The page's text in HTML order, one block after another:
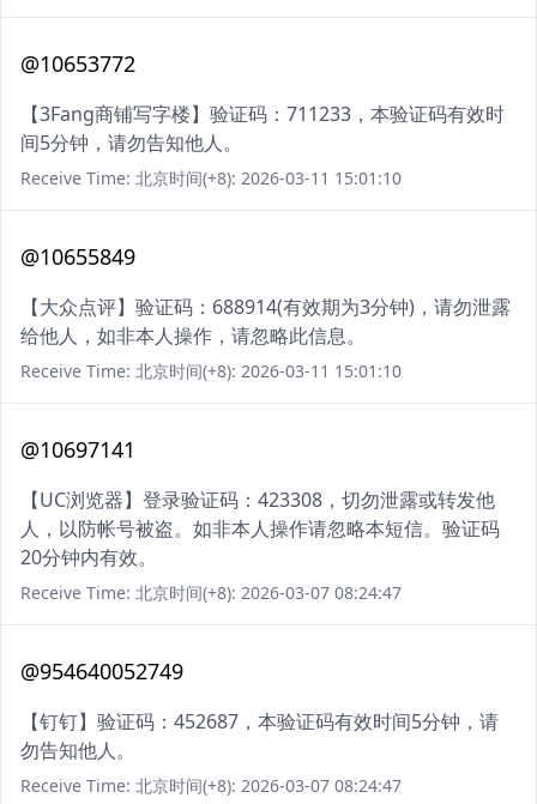
@10653772
【3Fang商铺写字楼】验证码：711233，本验证码有效时
间5分钟，请勿告知他人。
Receive Time: 北京时间(+8): 2026-03-11 15:01:10
@10655849
【大众点评】验证码：688914(有效期为3分钟)，请勿泄露
给他人，如非本人操作，请忽略此信息。
Receive Time: 北京时间(+8): 2026-03-11 15:01:10
@10697141
【UC浏览器】登录验证码：423308，切勿泄露或转发他
人，以防帐号被盗。如非本人操作请忽略本短信。验证码
20分钟内有效。
Receive Time: 北京时间(+8): 2026-03-07 08:24:47
@954640052749
【钉钉】验证码：452687，本验证码有效时间5分钟，请
勿告知他人。
Receive Time: 北京时间(+8): 2026-03-07 08:24:47